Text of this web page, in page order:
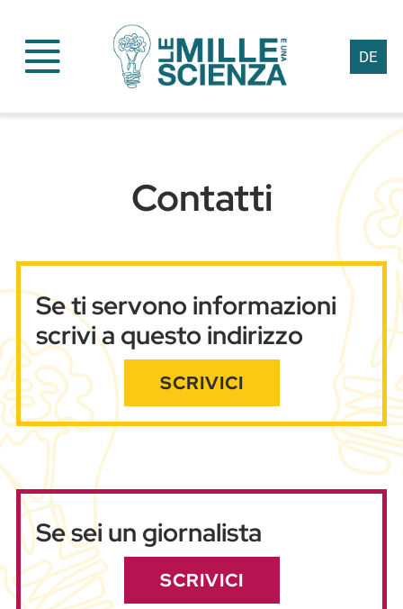
content
DE
Contatti
Se ti servono informazioni
scrivi a questo indirizzo
SCRIVICI
Se sei un giornalista
SCRIVICI